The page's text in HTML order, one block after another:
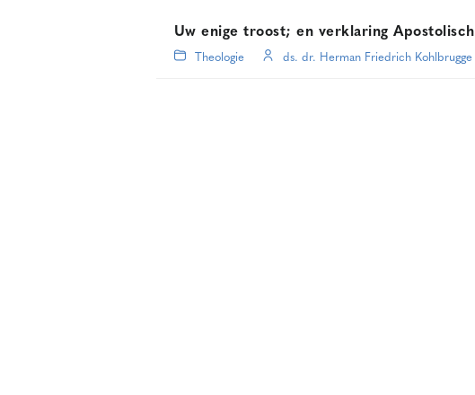
Uw enige troost; en verklaring
Theologie ds. dr. Herman Friedrich Kohlbrugge